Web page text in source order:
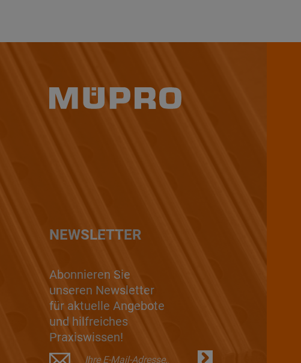
NEWSLETTER
Abonnieren Sie
unseren Newsletter
für aktuelle Angebote
und hilfreiches
Praxiswissen!